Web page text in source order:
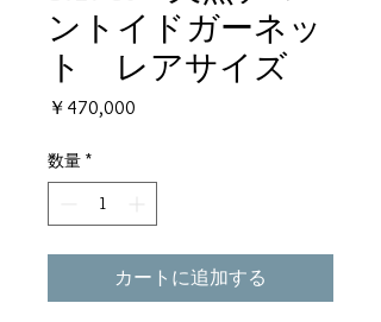
ントイドガーネッ
ト レアサイズ
￥470,000
数量 *
カートに追加する